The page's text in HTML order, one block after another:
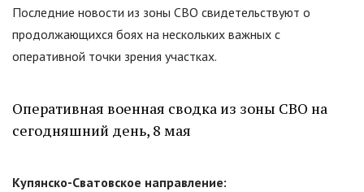
Последние новости из зоны СВО свидетельствуют о
продолжающихся боях на нескольких важных с
оперативной точки зрения участках.
Оперативная военная сводка из зоны СВО на
сегодняшний день, 8 мая
Купянско-Сватовское направление: